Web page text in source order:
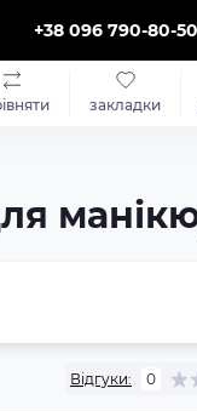
+38 096 790-80-50
закладки
Відгуки: 0